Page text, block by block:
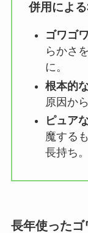
併用によ
ゴワゴ
らかさ
に。
根本的
原因か
ピュア
魔する
長持ち。
長年使った